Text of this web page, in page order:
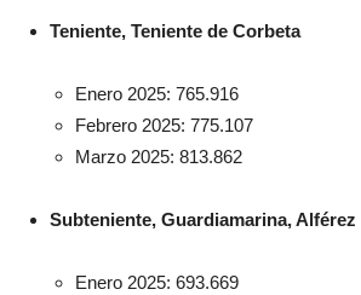
Teniente, Teniente de Corbeta
Enero 2025: 765.916
Febrero 2025: 775.107
Marzo 2025: 813.862
Subteniente, Guardiamarina, Alférez
Enero 2025: 693.669